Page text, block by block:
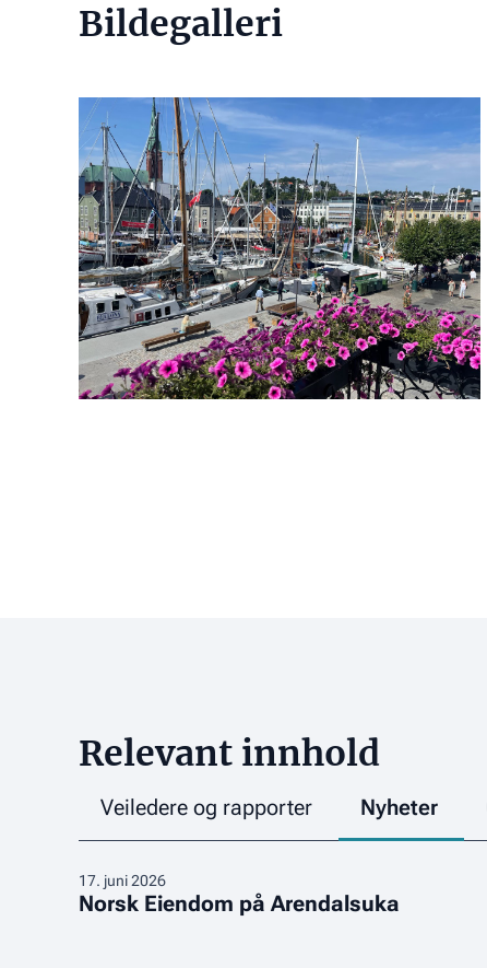
Bildegalleri
Relevant innhold
Veiledere og rapporter Nyheter
17. juni 2026
Norsk Eiendom på Arendalsuka
Norsk
Eiendom